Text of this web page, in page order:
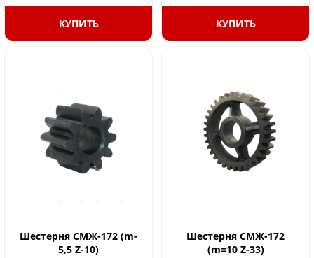
КУПИТЬ КУПИТЬ
Шестерня СМЖ-172 (m-
5,5 Z-10)
Шестерня СМЖ-172
(m=10 Z-33)